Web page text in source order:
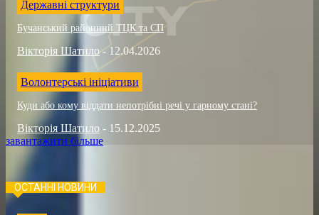
Державні структури
Бучанський районний ТЦК та СП
Вікторія Шатило - 12.04.2026
Волонтерські ініціативи
Куди або кому віддати непотрібні речі у гарному стані?
Вікторія Шатило - 15.12.2025
завантажити більше
ОСТАННІ НОВИНИ